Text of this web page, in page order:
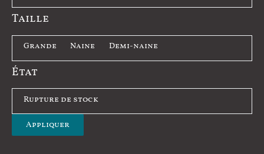
g
e
u
p
Taille
a
i
Grande Naine Demi-naine
État
t
Rupture de stock
Appliquer